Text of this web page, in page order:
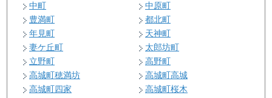
中町
中原町
豊満町
都北町
年見町
天神町
妻ケ丘町
太郎坊町
立野町
高野町
高城町穂満坊
高城町高城
高城町四家
高城町桜木